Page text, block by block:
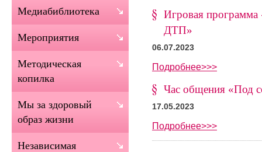
Игровая
ДТП»
06.07.2023
Подробнее>>>
Час общения «Под
17.05.2023
Подробнее>>>
Медиабиблиотека
Мероприятия
Методическая
копилка
Мы за здоровый
образ жизни
Независимая